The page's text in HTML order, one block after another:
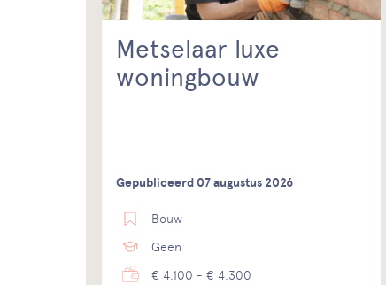
Metselaar luxe
woningbouw
Gepubliceerd 07 augustus 2026
Bouw
Geen
€ 4.100 - € 4.300